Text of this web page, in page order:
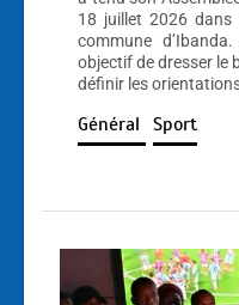
18 juillet 2026 dans
commune
objectif de dresser le
définir les
Général Sport